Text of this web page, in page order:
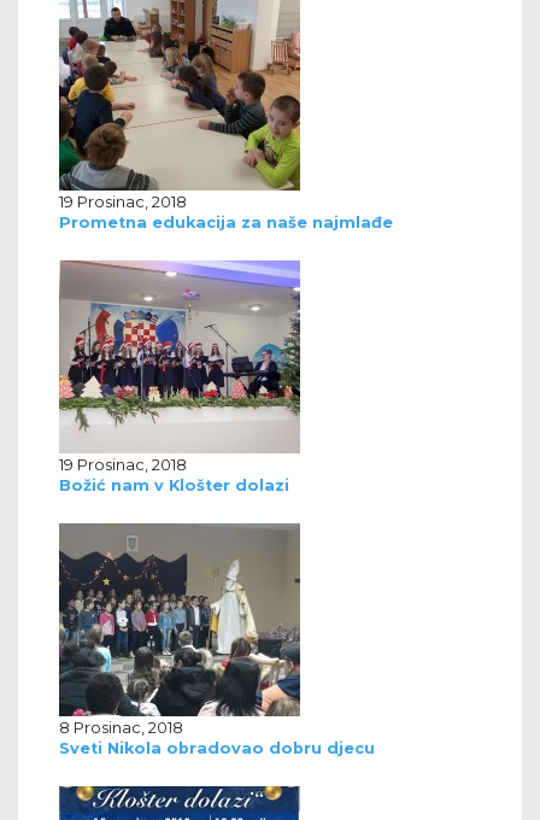
19 Prosinac, 2018
Prometna edukacija za naše najmlađe
19 Prosinac, 2018
Božić nam v Klošter dolazi
8 Prosinac, 2018
Sveti Nikola obradovao dobru djecu